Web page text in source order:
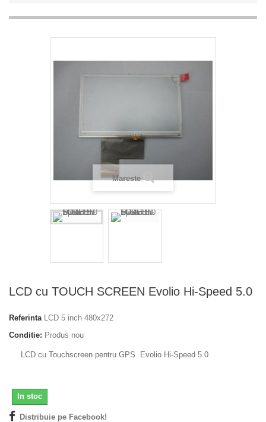
Mareste
LCD cu TOUCH SCREEN Evolio Hi-Speed 5.0
Referinta LCD 5 inch 480x272
Conditie: Produs nou
LCD cu Touchscreen pentru GPS Evolio Hi-Speed 5.0
In stoc
Distribuie pe Facebook!